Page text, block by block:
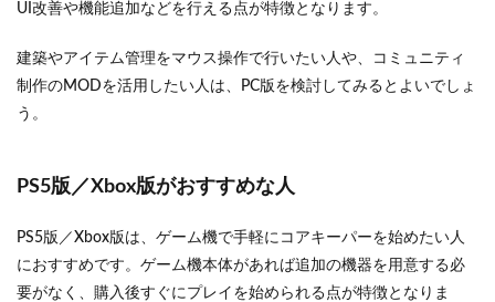
UI改善や機能追加などを行える点が特徴となります。
建築やアイテム管理をマウス操作で行いたい人や、コミュニティ
制作のMODを活用したい人は、PC版を検討してみるとよいでしょ
う。
PS5版／Xbox版がおすすめな人
PS5版／Xbox版は、ゲーム機で手軽にコアキーパーを始めたい人
におすすめです。ゲーム機本体があれば追加の機器を用意する必
要がなく、購入後すぐにプレイを始められる点が特徴となりま